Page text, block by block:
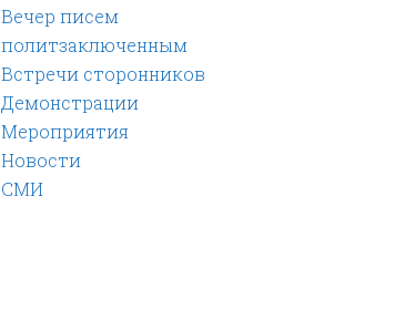
Вечер писем
политзаключенным
Встречи сторонников
Демонстрации
Мероприятия
Новости
СМИ